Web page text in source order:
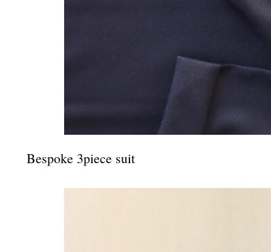
Bespoke 3piece suit